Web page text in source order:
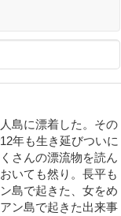
島に漂着した。その
年も生き延びついに
さんの漂流物を読ん
いても然り。長平も
島で起きた、女をめ
ン島で起きた出来事